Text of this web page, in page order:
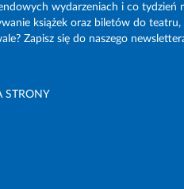
wydarzeniach i co tydzień
książek oraz biletów do
Zapisz się do naszego
STRONY